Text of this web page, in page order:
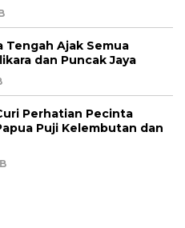
Tengah Ajak Semua
dan Puncak Jaya
Perhatian Pecinta
Puji Kelembutan dan